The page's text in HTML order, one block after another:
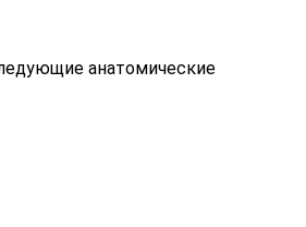
анатомические